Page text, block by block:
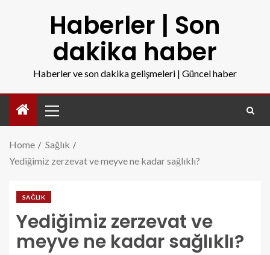
Haberler | Son
dakika haber
Haberler ve son dakika gelişmeleri | Güncel haber
Home
Sağlık
Yediğimiz zerzevat ve meyve ne kadar sağlıklı?
SAĞLIK
Yediğimiz zerzevat ve
meyve ne kadar sağlıklı?